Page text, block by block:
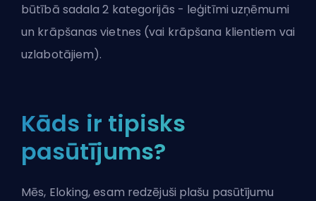
būtībā sadala 2 kategorijās - leģitīmi uzņēmumi
un krāpšanas vietnes (vai krāpšana klientiem vai
uzlabotājiem).
Kāds ir tipisks
pasūtījums?
Mēs, Eloking, esam redzējuši plašu pasūtījumu